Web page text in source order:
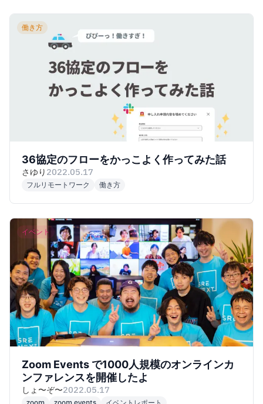
働き方
36協定のフローをかっこよく作ってみた話
さゆり2022.05.17
フルリモートワーク 働き方
イベント
Zoom Events で1000人規模のオンラインカ
ンファレンスを開催したよ
しょ〜ぞ〜2022.05.17